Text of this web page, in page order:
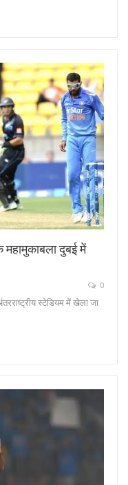
महामुकाबला दुबई में
0
स्टेडियम में खेला जा